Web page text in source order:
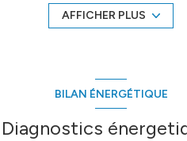
06 50 197 197 - Plus
AFFICHER PLUS
BILAN ÉNERGÉTIQUE
Diagnostics